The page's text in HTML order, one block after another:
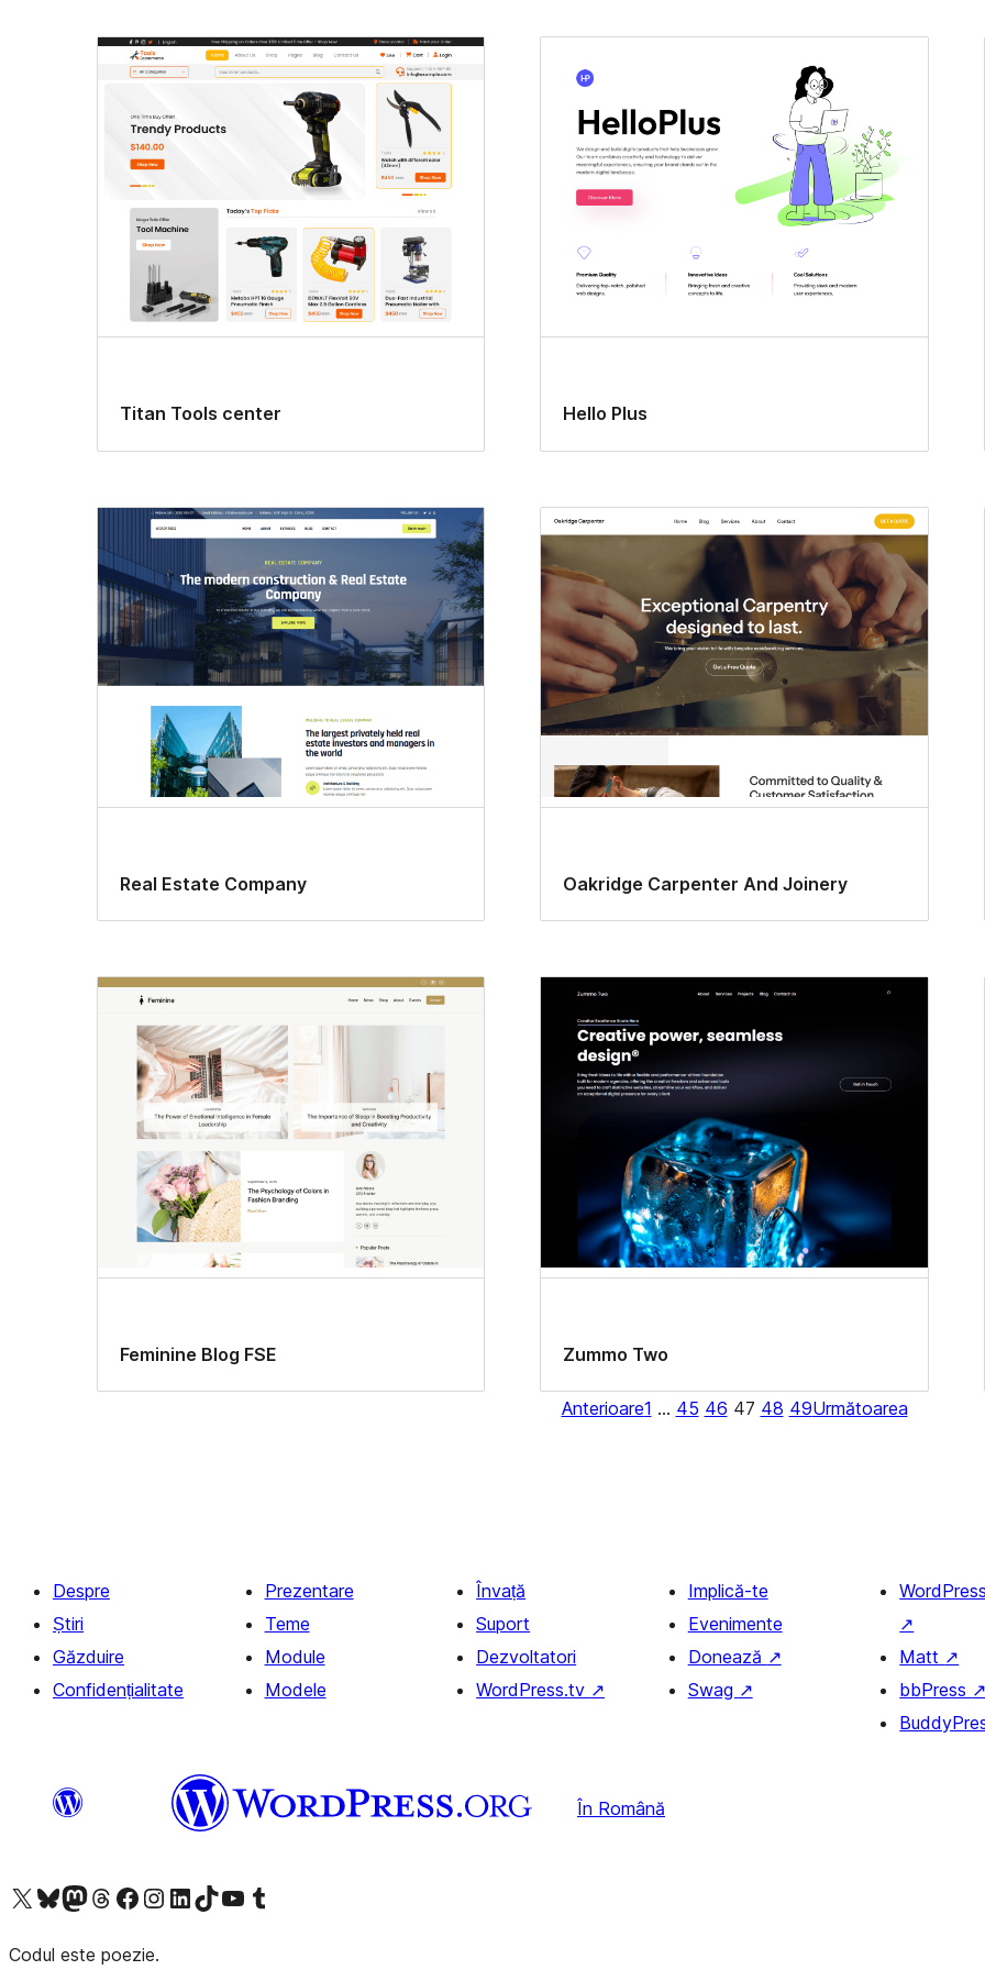
Titan Tools center Hello Plus
Real Estate Company Oakridge Carpenter And Joinery
Feminine Blog FSE Zummo Two
Anterioare1 … 45 46 47 48 49Următoarea
Despre
Știri
Găzduire
Confidențialitate
Prezentare
Teme
Module
Modele
Învață
Suport
Dezvoltatori
WordPress.tv ↗
Implică-te
Evenimente
Donează ↗
Swag ↗
↗
Matt ↗
bbPress
În Română
Mergi la contul nostru X (fost Twitter)
Vizitează contul nostru Bluesky
Vizitează contul nostru Mastodon
Vizitează contul nostru Threads
Vizitează pagina noastră Facebook
Vizitează-ne pe Instagram
Vizitează-ne pe LinkedIn
Vizitează contul nostru TikTok
Vizitează canalul nostru YouTube
Vizitează contul nostru Tumblr
Codul este poezie.